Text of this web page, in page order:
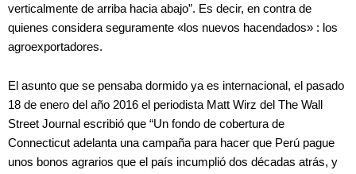
verticalmente de arriba hacia abajo”. Es decir, en contra de
quienes considera seguramente «los nuevos hacendados» : los
agroexportadores.
El asunto que se pensaba dormido ya es internacional, el pasado
18 de enero del año 2016 el periodista Matt Wirz del The Wall
Street Journal escribió que “Un fondo de cobertura de
Connecticut adelanta una campaña para hacer que Perú pague
unos bonos agrarios que el país incumplió dos décadas atrás, y